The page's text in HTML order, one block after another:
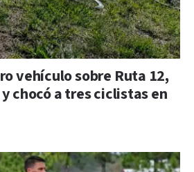
vehículo sobre Ruta 12,
chocó a tres ciclistas en